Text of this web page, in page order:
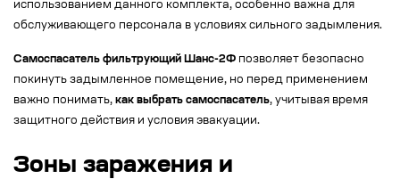
использованием данного комплекта, особенно важна для
обслуживающего персонала в условиях сильного задымления.
Самоспасатель фильтрующий Шанс-2Ф позволяет безопасно
покинуть задымленное помещение, но перед применением
важно понимать, как выбрать самоспасатель, учитывая время
защитного действия и условия эвакуации.
Зоны заражения и